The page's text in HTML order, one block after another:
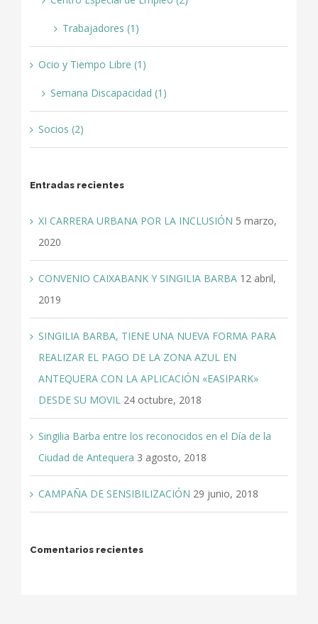
Trabajadores (1)
Ocio y Tiempo Libre (1)
Semana Discapacidad (1)
Socios (2)
Entradas recientes
XI CARRERA URBANA POR LA INCLUSIÓN 5 marzo,
2020
CONVENIO CAIXABANK Y SINGILIA BARBA 12 abril,
2019
SINGILIA BARBA, TIENE UNA NUEVA FORMA PARA
REALIZAR EL PAGO DE LA ZONA AZUL EN
ANTEQUERA CON LA APLICACIÓN «EASIPARK»
DESDE SU MOVIL 24 octubre, 2018
Singilia Barba entre los reconocidos en el Día de la
Ciudad de Antequera 3 agosto, 2018
CAMPAÑA DE SENSIBILIZACIÓN 29 junio, 2018
Comentarios recientes